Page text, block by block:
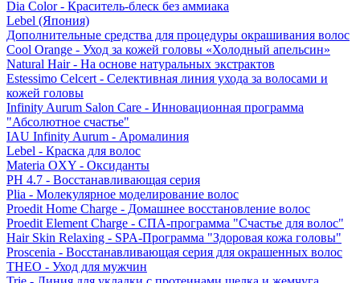
Dia Color - Краситель-блеск без аммиака
Lebel (Япония)
Дополнительные средства для процедуры окрашивания волос
Cool Orange - Уход за кожей головы «Холодный апельсин»
Natural Hair - На основе натуральных экстрактов
Estessimo Celcert - Селективная линия ухода за волосами и
кожей головы
Infinity Aurum Salon Care - Инновационная программа
"Абсолютное счастье"
IAU Infinity Aurum - Аромалиния
Lebel - Краска для волос
Materia OXY - Оксиданты
PH 4.7 - Восстанавливающая серия
Plia - Молекулярное моделирование волос
Proedit Home Charge - Домашнее восстановление волос
Proedit Element Charge - СПА-программа "Счастье для волос"
Hair Skin Relaxing - SPA-Программа "Здоровая кожа головы"
Proscenia - Восстанавливающая серия для окрашенных волос
THEO - Уход для мужчин